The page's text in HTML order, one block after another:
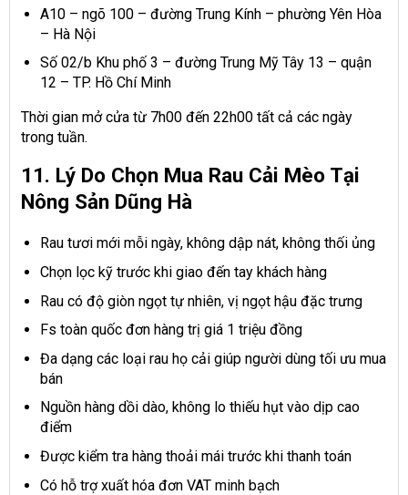
A10 – ngõ 100 – đường Trung Kính – phường Yên Hòa
– Hà Nội
Số 02/b Khu phố 3 – đường Trung Mỹ Tây 13 – quận
12 – TP. Hồ Chí Minh
Thời gian mở cửa từ 7h00 đến 22h00 tất cả các ngày
trong tuần.
11. Lý Do Chọn Mua Rau Cải Mèo Tại
Nông Sản Dũng Hà
Rau tươi mới mỗi ngày, không dập nát, không thối ủng
Chọn lọc kỹ trước khi giao đến tay khách hàng
Rau có độ giòn ngọt tự nhiên, vị ngọt hậu đặc trưng
Fs toàn quốc đơn hàng trị giá 1 triệu đồng
Đa dạng các loại rau họ cải giúp người dùng tối ưu mua
bán
Nguồn hàng dồi dào, không lo thiếu hụt vào dịp cao
điểm
Được kiểm tra hàng thoải mái trước khi thanh toán
Có hỗ trợ xuất hóa đơn VAT minh bạch